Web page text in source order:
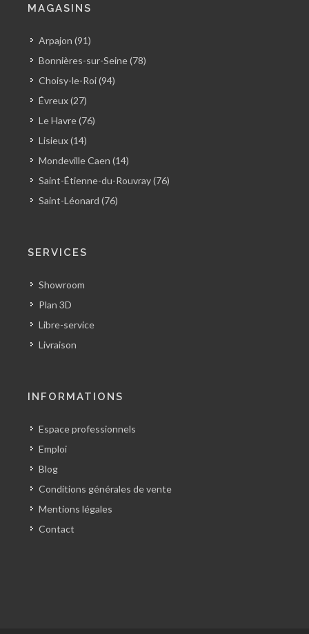
MAGASINS
Arpajon (91)
Bonnières-sur-Seine (78)
Choisy-le-Roi (94)
Évreux (27)
Le Havre (76)
Lisieux (14)
Mondeville Caen (14)
Saint-Étienne-du-Rouvray (76)
Saint-Léonard (76)
SERVICES
Showroom
Plan 3D
Libre-service
Livraison
INFORMATIONS
Espace professionnels
Emploi
Blog
Conditions générales de vente
Mentions légales
Contact